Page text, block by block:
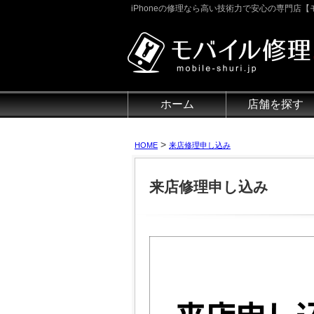
iPhoneの修理なら高い技術力で安心の専門店【
ホーム 店舗を探す
HOME > 来店修理申し込み
来店修理申し込み